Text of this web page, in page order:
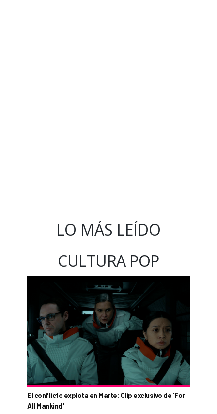
LO MÁS LEÍDO
CULTURA POP
El conflicto explota en Marte: Clip exclusivo de 'For
All Mankind'